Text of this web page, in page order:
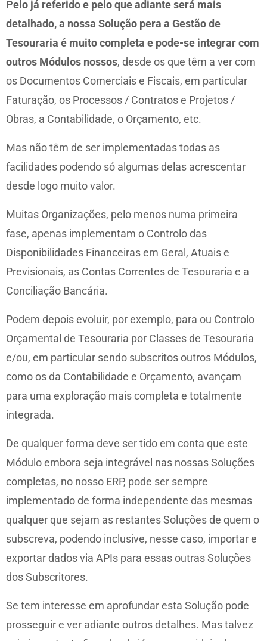
Pelo já referido e pelo que adiante será mais
detalhado, a nossa Solução pera a Gestão de
Tesouraria é muito completa e pode-se integrar com
outros Módulos nossos, desde os que têm a ver com
os Documentos Comerciais e Fiscais, em particular
Faturação, os Processos / Contratos e Projetos /
Obras, a Contabilidade, o Orçamento, etc.
Mas não têm de ser implementadas todas as
facilidades podendo só algumas delas acrescentar
desde logo muito valor.
Muitas Organizações, pelo menos numa primeira
fase, apenas implementam o Controlo das
Disponibilidades Financeiras em Geral, Atuais e
Previsionais, as Contas Correntes de Tesouraria e a
Conciliação Bancária.
Podem depois evoluir, por exemplo, para ou Controlo
Orçamental de Tesouraria por Classes de Tesouraria
e/ou, em particular sendo subscritos outros Módulos,
como os da Contabilidade e Orçamento, avançam
para uma exploração mais completa e totalmente
integrada.
De qualquer forma deve ser tido em conta que este
Módulo embora seja integrável nas nossas Soluções
completas, no nosso ERP, pode ser sempre
implementado de forma independente das mesmas
qualquer que sejam as restantes Soluções de quem o
subscreva, podendo inclusive, nesse caso, importar e
exportar dados via APIs para essas outras Soluções
dos Subscritores.
Se tem interesse em aprofundar esta Solução pode
prosseguir e ver adiante outros detalhes. Mas talvez